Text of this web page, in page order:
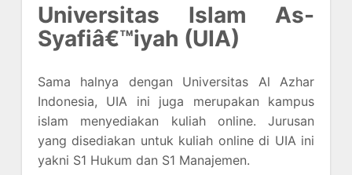
Universitas Islam As-
Syafiâ€™iyah (UIA)
Sama halnya dengan Universitas Al Azhar
Indonesia, UIA ini juga merupakan kampus
islam menyediakan kuliah online. Jurusan
yang disediakan untuk kuliah online di UIA ini
yakni S1 Hukum dan S1 Manajemen.